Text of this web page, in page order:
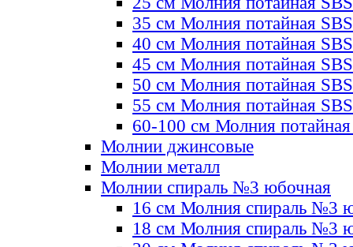
35 см Молния потайная SBS
40 см Молния потайная SBS
45 см Молния потайная SBS
50 см Молния потайная SBS
55 см Молния потайная SBS
60-100 см Молния
Молнии джинсовые
Молнии металл
Молнии спираль №3 юбочная
16 см Молния спираль №3
18 см Молния спираль №3